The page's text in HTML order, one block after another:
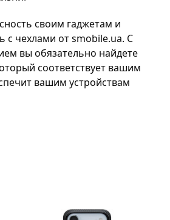
своим гаджетам и
с чехлами от smobile.ua. С
вы обязательно найдете
соответствует вашим
вашим устройствам